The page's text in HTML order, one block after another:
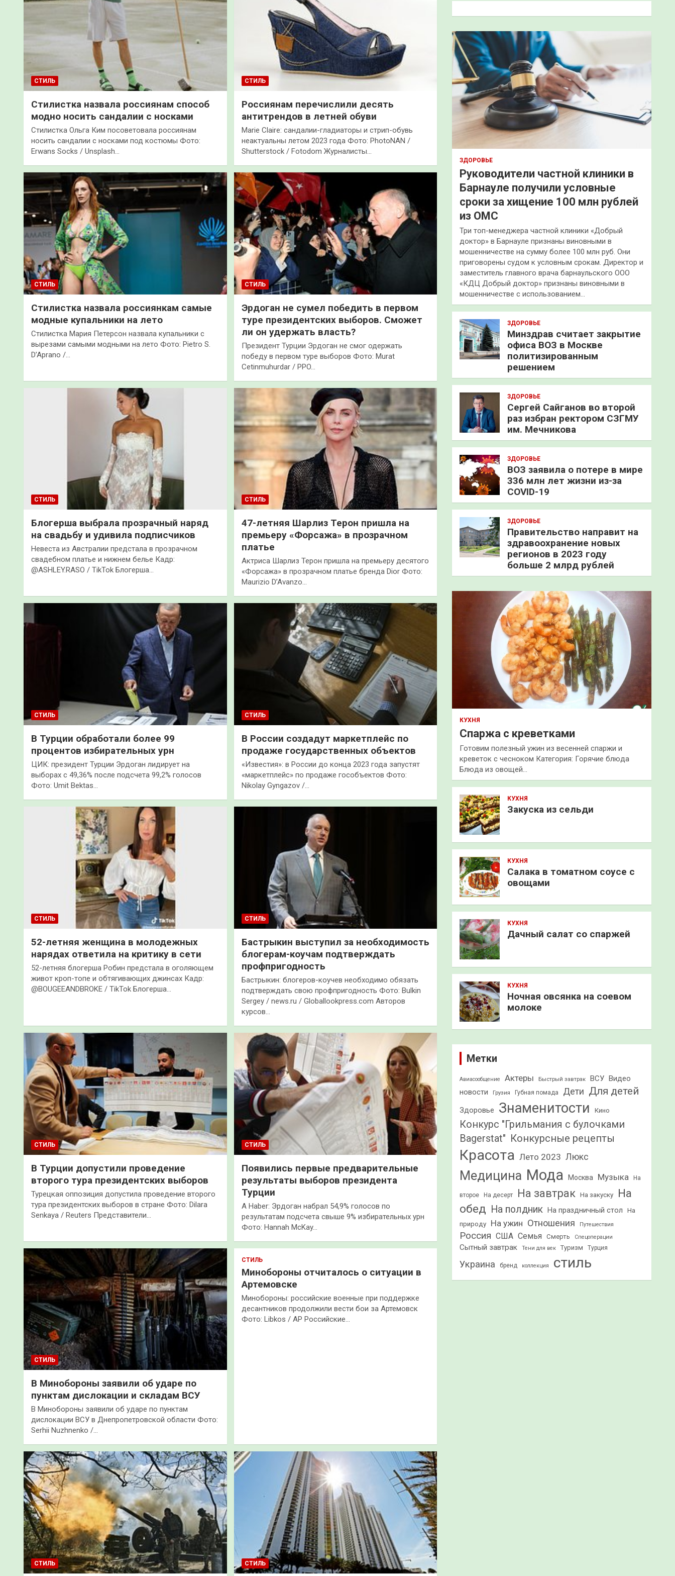
СТИЛЬ
Стилистка назвала россиянам способ
модно носить сандалии с носками
Стилистка Ольга Ким посоветовала россиянам
носить сандалии с носками под костюмы Фото:
Erwans Socks / Unsplash…
СТИЛЬ
Россиянам перечислили десять
антитрендов в летней обуви
Marie Claire: сандалии-гладиаторы и стрип-обувь
неактуальны летом 2023 года Фото: PhotoNAN /
Shutterstock / Fotodom Журналисты…
СТИЛЬ
Стилистка назвала россиянкам самые
модные купальники на лето
Стилистка Мария Петерсон назвала купальники с
вырезами самыми модными на лето Фото: Pietro S.
D’Aprano /…
СТИЛЬ
Эрдоган не сумел победить в первом
туре президентских выборов. Сможет
ли он удержать власть?
Президент Турции Эрдоган не смог одержать
победу в первом туре выборов Фото: Murat
Cetinmuhurdar / PPO…
СТИЛЬ
Блогерша выбрала прозрачный наряд
на свадьбу и удивила подписчиков
Невеста из Австралии предстала в прозрачном
свадебном платье и нижнем белье Кадр:
@ASHLEY.RASO / TikTok Блогерша…
СТИЛЬ
47-летняя Шарлиз Терон пришла на
премьеру «Форсажа» в прозрачном
платье
Актриса Шарлиз Терон пришла на премьеру десятого
«Форсажа» в прозрачном платье бренда Dior Фото:
Maurizio D’Avanzo…
СТИЛЬ
В Турции обработали более 99
процентов избирательных урн
ЦИК: президент Турции Эрдоган лидирует на
выборах с 49,36% после подсчета 99,2% голосов
Фото: Umit Bektas…
СТИЛЬ
В России создадут маркетплейс по
продаже государственных объектов
«Известия»: в России до конца 2023 года запустят
«маркетплейс» по продаже гособъектов Фото:
Nikolay Gyngazov /…
СТИЛЬ
52-летняя женщина в молодежных
нарядах ответила на критику в сети
52-летняя блогерша Робин предстала в оголяющем
живот кроп-топе и обтягивающих джинсах Кадр:
@BOUGEEANDBROKE / TikTok Блогерша…
СТИЛЬ
Бастрыкин выступил за необходимость
блогерам-коучам подтверждать
профпригодность
Бастрыкин: блогеров-коучев необходимо обязать
подтверждать свою профпригодность Фото: Bulkin
Sergey / news.ru / Globallookpress.com Авторов
курсов…
СТИЛЬ
В Турции допустили проведение
второго тура президентских выборов
Турецкая оппозиция допустила проведение второго
тура президентских выборов в стране Фото: Dilara
Senkaya / Reuters Представители…
СТИЛЬ
Появились первые предварительные
результаты выборов президента
Турции
A Haber: Эрдоган набрал 54,9% голосов по
результатам подсчета свыше 9% избирательных урн
Фото: Hannah McKay…
СТИЛЬ
В Минобороны заявили об ударе по
пунктам дислокации и складам ВСУ
В Минобороны заявили об ударе по пунктам
дислокации ВСУ в Днепропетровской области Фото:
Serhii Nuzhnenko /…
СТИЛЬ
Минобороны отчиталось о ситуации в
Артемовске
Минобороны: российские военные при поддержке
десантников продолжили вести бои за Артемовск
Фото: Libkos / AP Российские…
СТИЛЬ СТИЛЬ
к
ЗДОРОВЬЕ
Руководители частной клиники в
Барнауле получили условные
сроки за хищение 100 млн рублей
из ОМС
Три топ-менеджера частной клиники «Добрый
доктор» в Барнауле признаны виновными в
мошенничестве на сумму более 100 млн руб. Они
приговорены судом к условным срокам. Директор и
заместитель главного врача барнаульского ООО
«КДЦ Добрый доктор» признаны виновными в
мошенничестве с использованием…
ЗДОРОВЬЕ
Минздрав считает закрытие
офиса ВОЗ в Москве
политизированным
решением
ЗДОРОВЬЕ
Сергей Сайганов во второй
раз избран ректором СЗГМУ
им. Мечникова
ЗДОРОВЬЕ
ВОЗ заявила о потере в мире
336 млн лет жизни из-за
COVID-19
ЗДОРОВЬЕ
Правительство направит на
здравоохранение новых
регионов в 2023 году
больше 2 млрд рублей
КУХНЯ
Спаржа с креветками
Готовим полезный ужин из весенней спаржи и
креветок с чесноком Категория: Горячие блюда
Блюда из овощей…
КУХНЯ
Закуска из сельди
КУХНЯ
Салака в томатном соусе с
овощами
КУХНЯ
Дачный салат со спаржей
КУХНЯ
Ночная овсянка на соевом
молоке
Метки
Авиасообщение Актеры Быстрый завтрак ВСУ Видео
новости
Грузия Губная помада Дети Для детей
Здоровье Знаменитости Кино
Конкурс "Грильмания с булочками
Bagerstat" Конкурсные рецепты
Красота Лето 2023 Люкс
Медицина Мода Москва Музыка На
второе На десерт На завтрак На закуску
На
обед На полдник На праздничный стол
На
природу
На ужин Отношения Путешествия
Россия США Семья Смерть Спецоперации
Сытный завтрак Тени для век Туризм Турция
Украина бренд коллекция стиль